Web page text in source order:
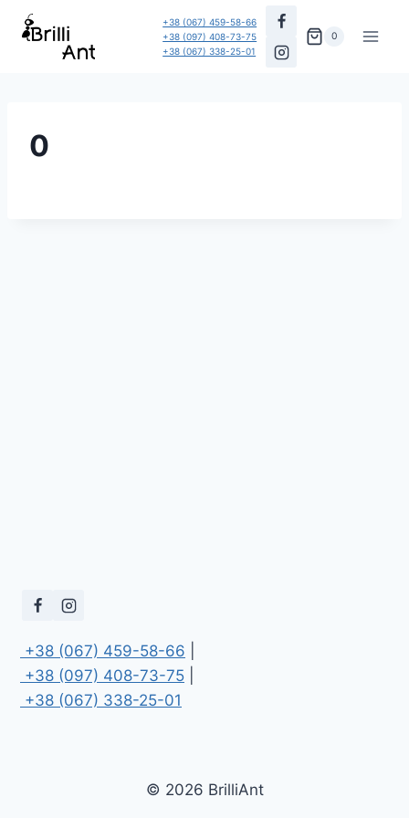
Перейти
+38 (067) 459-58-66
+38 (097) 408-73-75
+38 (067) 338-25-01
0
0
+38 (067) 459-58-66
+38 (097) 408-73-75
+38 (067) 338-25-01
© 2026 BrilliAnt